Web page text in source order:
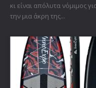
κι είναι απόλυτα νόμιμος
την μια άκρη της...